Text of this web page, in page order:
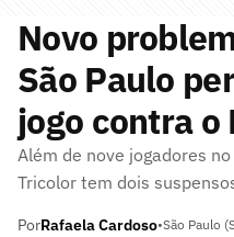
Novo
São Paulo
jogo contra o
Além de nove jogadores
Tricolor tem dois
PorRafaela Cardoso•São Paulo